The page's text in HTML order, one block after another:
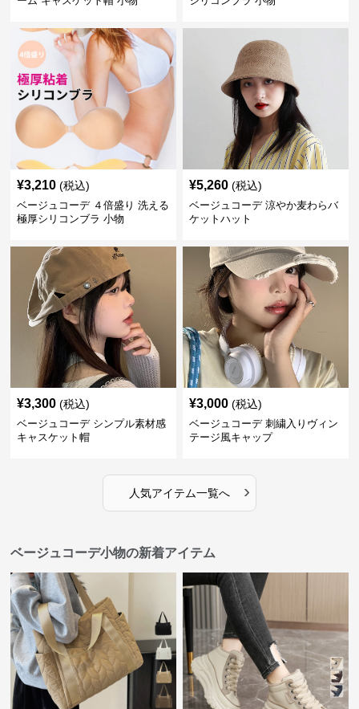
¥3,210 (税込)
ベージュコーデ ４倍盛り 洗える
極厚シリコンブラ 小物
¥5,260 (税込)
ベージュコーデ 涼やか麦わらバ
ケットハット
¥3,300 (税込)
ベージュコーデ シンプル素材感
キャスケット帽
¥3,000 (税込)
ベージュコーデ 刺繍入りヴィン
テージ風キャップ
人気アイテム一覧へ ›
ベージュコーデ小物の新着アイテム